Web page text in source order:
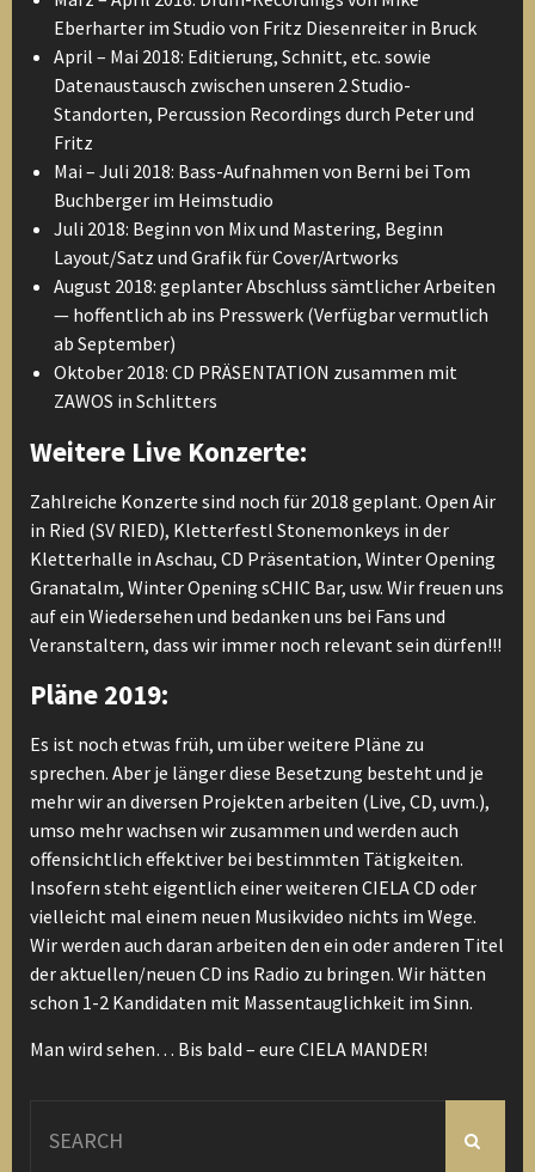
Eberharter im Studio von Fritz Diesenreiter in Bruck
April – Mai 2018: Editierung, Schnitt, etc. sowie
Datenaustausch zwischen unseren 2 Studio-
Standorten, Percussion Recordings durch Peter und
Fritz
Mai – Juli 2018: Bass-Aufnahmen von Berni bei Tom
Buchberger im Heimstudio
Juli 2018: Beginn von Mix und Mastering, Beginn
Layout/Satz und Grafik für Cover/Artworks
August 2018: geplanter Abschluss sämtlicher Arbeiten
— hoffentlich ab ins Presswerk (Verfügbar vermutlich
ab September)
Oktober 2018: CD PRÄSENTATION zusammen mit
ZAWOS in Schlitters
Weitere Live Konzerte:
Zahlreiche Konzerte sind noch für 2018 geplant. Open Air
in Ried (SV RIED), Kletterfestl Stonemonkeys in der
Kletterhalle in Aschau, CD Präsentation, Winter Opening
Granatalm, Winter Opening sCHIC Bar, usw. Wir freuen uns
auf ein Wiedersehen und bedanken uns bei Fans und
Veranstaltern, dass wir immer noch relevant sein dürfen!!!
Pläne 2019:
Es ist noch etwas früh, um über weitere Pläne zu
sprechen. Aber je länger diese Besetzung besteht und je
mehr wir an diversen Projekten arbeiten (Live, CD, uvm.),
umso mehr wachsen wir zusammen und werden auch
offensichtlich effektiver bei bestimmten Tätigkeiten.
Insofern steht eigentlich einer weiteren CIELA CD oder
vielleicht mal einem neuen Musikvideo nichts im Wege.
Wir werden auch daran arbeiten den ein oder anderen Titel
der aktuellen/neuen CD ins Radio zu bringen. Wir hätten
schon 1-2 Kandidaten mit Massentauglichkeit im Sinn.
Man wird sehen… Bis bald – eure CIELA MANDER!
for: